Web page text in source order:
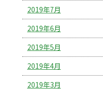
2019年7月
2019年6月
2019年5月
2019年4月
2019年3月